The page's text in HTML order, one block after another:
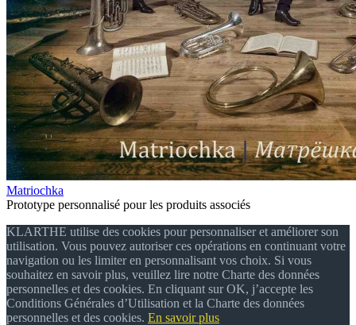
Matriochka
Prototype personnalisé pour les produits associés
KLARTHE utilise des cookies pour personnaliser et améliorer son
utilisation. Vous pouvez autoriser ces opérations en continuant votre
navigation ou les limiter en personnalisant vos choix. Si vous
souhaitez en savoir plus, veuillez lire notre Charte des données
personnelles et des cookies. En cliquant sur OK, j’accepte les
Conditions Générales d’Utilisation et la Charte des données
personnelles et des cookies. En savoir plus